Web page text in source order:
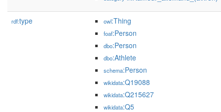
rdf:type owl:Thing
foaf:Person
dbo:Person
dbo:Athlete
schema:Person
wikidata:Q19088
wikidata:Q215627
wikidata:Q5